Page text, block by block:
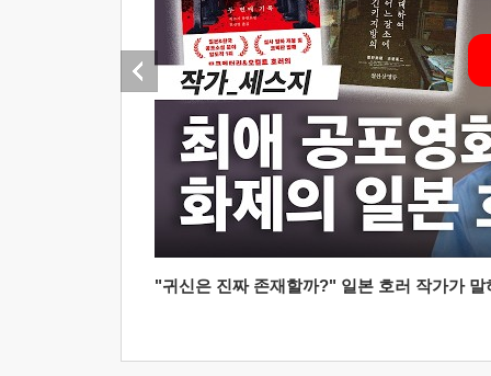
"귀신은 진짜 존재할까?" 일본 호러 작가가